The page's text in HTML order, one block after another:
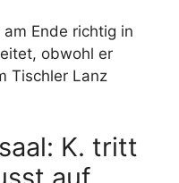
Ende richtig in
obwohl er
Tischler Lanz
K. tritt